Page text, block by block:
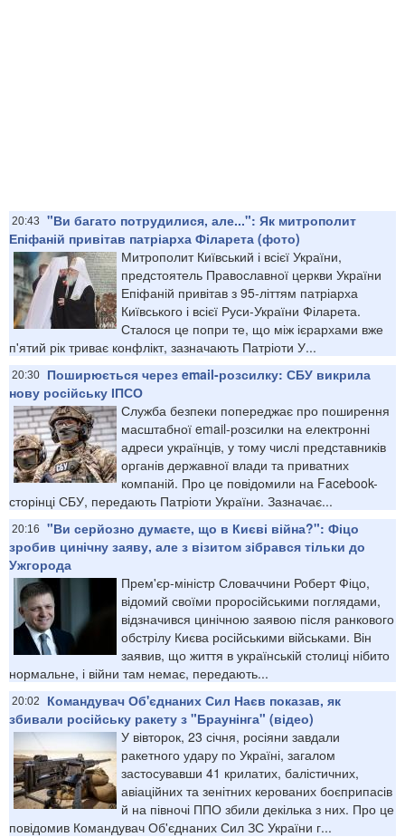
20:43
"Ви багато потрудилися, але...": Як митрополит
Епіфаній привітав патріарха Філарета (фото)
Митрополит Київський і всієї України,
предстоятель Православної церкви України
Епіфаній привітав з 95-літтям патріарха
Київського і всієї Руси-України Філарета.
Сталося це попри те, що між ієрархами вже
п'ятий рік триває конфлікт, зазначають Патріоти У...
20:30
Поширюється через email-розсилку: СБУ викрила
нову російську ІПСО
Служба безпеки попереджає про поширення
масштабної email-розсилки на електронні
адреси українців, у тому числі представників
органів державної влади та приватних
компаній. Про це повідомили на Facebook-
сторінці СБУ, передають Патріоти України. Зазначає...
20:16
"Ви серйозно думаєте, що в Києві війна?": Фіцо
зробив цинічну заяву, але з візитом зібрався тільки до
Ужгорода
Прем'єр-міністр Словаччини Роберт Фіцо,
відомий своїми проросійськими поглядами,
відзначився цинічною заявою після ранкового
обстрілу Києва російськими військами. Він
заявив, що життя в українській столиці нібито
нормальне, і війни там немає, передають...
20:02
Командувач Об'єднаних Сил Наєв показав, як
збивали російську ракету з "Браунінга" (відео)
У вівторок, 23 січня, росіяни завдали
ракетного удару по Україні, загалом
застосувавши 41 крилатих, балістичних,
авіаційних та зенітних керованих боєприпасів
й на півночі ППО збили декілька з них. Про це
повідомив Командувач Об'єднаних Сил ЗС України г...